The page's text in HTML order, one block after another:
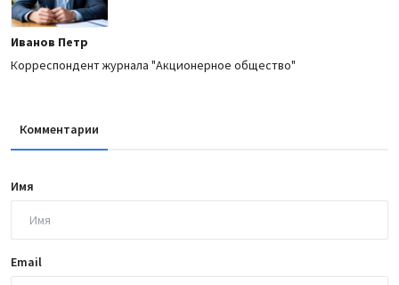
Иванов Петр
Корреспондент журнала "Акционерное общество"
Комментарии
Имя
Email